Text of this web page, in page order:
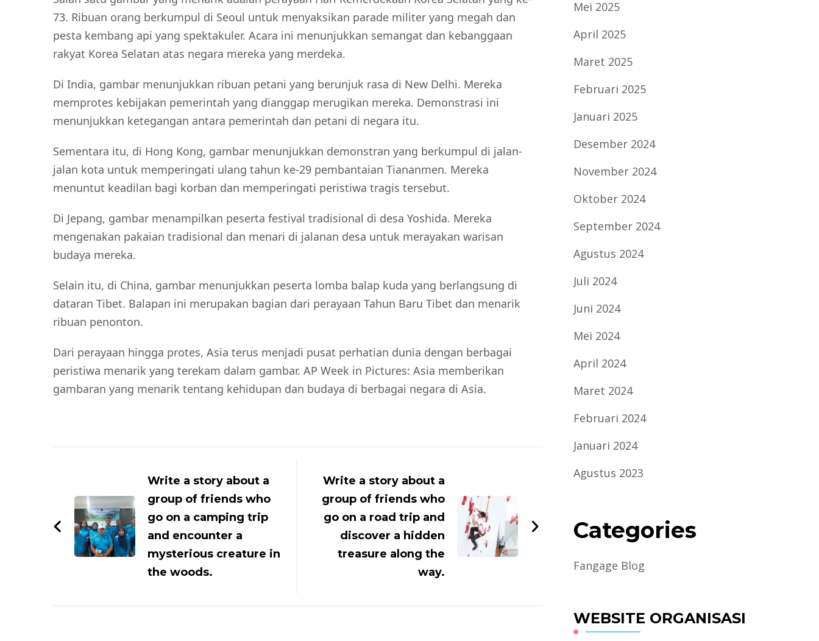
73. Ribuan orang berkumpul di Seoul untuk menyaksikan parade militer yang megah dan
pesta kembang api yang spektakuler. Acara ini menunjukkan semangat dan kebanggaan
rakyat Korea Selatan atas negara mereka yang merdeka.
Di India, gambar menunjukkan ribuan petani yang berunjuk rasa di New Delhi. Mereka
memprotes kebijakan pemerintah yang dianggap merugikan mereka. Demonstrasi ini
menunjukkan ketegangan antara pemerintah dan petani di negara itu.
Sementara itu, di Hong Kong, gambar menunjukkan demonstran yang berkumpul di jalan-
jalan kota untuk memperingati ulang tahun ke-29 pembantaian Tiananmen. Mereka
menuntut keadilan bagi korban dan memperingati peristiwa tragis tersebut.
Di Jepang, gambar menampilkan peserta festival tradisional di desa Yoshida. Mereka
mengenakan pakaian tradisional dan menari di jalanan desa untuk merayakan warisan
budaya mereka.
Selain itu, di China, gambar menunjukkan peserta lomba balap kuda yang berlangsung di
dataran Tibet. Balapan ini merupakan bagian dari perayaan Tahun Baru Tibet dan menarik
ribuan penonton.
Dari perayaan hingga protes, Asia terus menjadi pusat perhatian dunia dengan berbagai
peristiwa menarik yang terekam dalam gambar. AP Week in Pictures: Asia memberikan
gambaran yang menarik tentang kehidupan dan budaya di berbagai negara di Asia.
Write a story about a
group of friends who
go on a camping trip
and encounter a
mysterious creature in
the woods.
Write a story about a
group of friends who
go on a road trip and
discover a hidden
treasure along the
way.
Mei 2025
April 2025
Maret 2025
Februari 2025
Januari 2025
Desember 2024
November 2024
Oktober 2024
September 2024
Agustus 2024
Juli 2024
Juni 2024
Mei 2024
April 2024
Maret 2024
Februari 2024
Januari 2024
Agustus 2023
Categories
Fangage Blog
WEBSITE ORGANISASI